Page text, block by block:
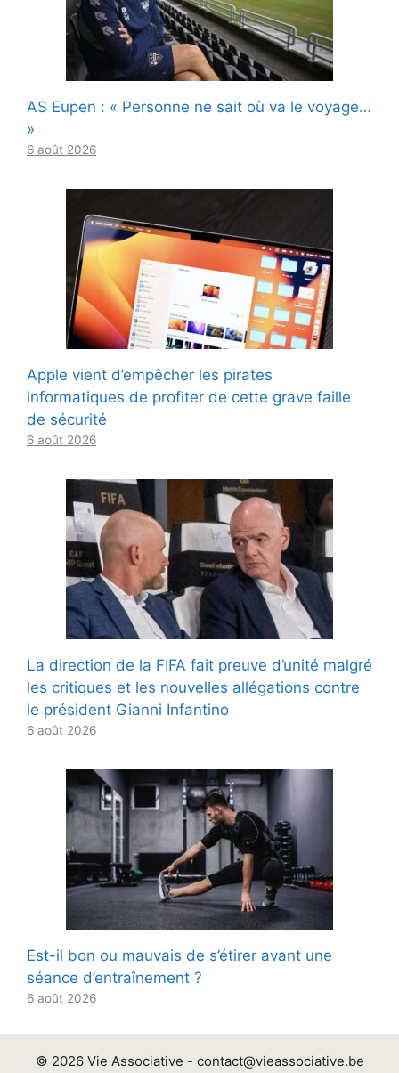
AS Eupen : « Personne ne sait où va le voyage…
»
6 août 2026
Apple vient d’empêcher les pirates
informatiques de profiter de cette grave faille
de sécurité
6 août 2026
La direction de la FIFA fait preuve d’unité malgré
les critiques et les nouvelles allégations contre
le président Gianni Infantino
6 août 2026
Est-il bon ou mauvais de s’étirer avant une
séance d’entraînement ?
6 août 2026
© 2026 Vie Associative - contact@vieassociative.be